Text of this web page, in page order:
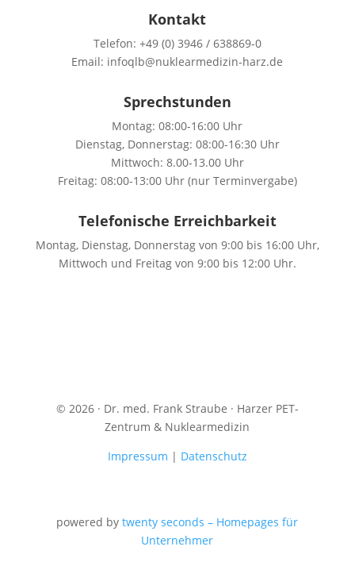
Kontakt
Telefon: +49 (0) 3946 / 638869-0
Email: infoqlb@nuklearmedizin-harz.de
Sprechstunden
Montag: 08:00-16:00 Uhr
Dienstag, Donnerstag: 08:00-16:30 Uhr
Mittwoch: 8.00-13.00 Uhr
Freitag: 08:00-13:00 Uhr (nur Terminvergabe)
Telefonische Erreichbarkeit
Montag, Dienstag, Donnerstag von 9:00 bis 16:00 Uhr,
Mittwoch und Freitag von 9:00 bis 12:00 Uhr.
© 2026 · Dr. med. Frank Straube · Harzer PET-
Zentrum & Nuklearmedizin
Impressum | Datenschutz
powered bytwenty seconds – Homepages für
Unternehmer